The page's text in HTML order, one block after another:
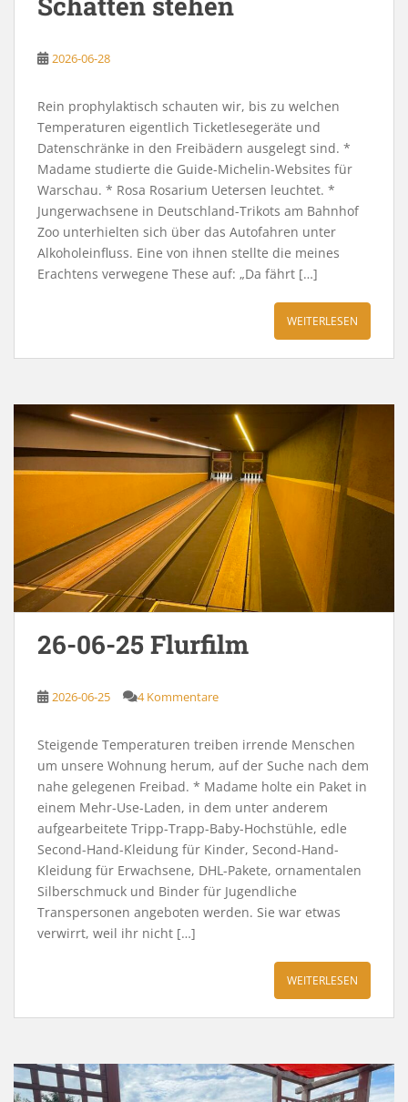
2026-06-28
Rein prophylaktisch schauten wir, bis zu welchen
Temperaturen eigentlich Ticketlesegeräte und
Datenschränke in den Freibädern ausgelegt sind. *
Madame studierte die Guide-Michelin-Websites für
Warschau. * Rosa Rosarium Uetersen leuchtet. *
Jungerwachsene in Deutschland-Trikots am Bahnhof
Zoo unterhielten sich über das Autofahren unter
Alkoholeinfluss. Eine von ihnen stellte die meines
Erachtens verwegene These auf: „Da fährt […]
WEITERLESEN
26-06-25 Flurfilm
2026-06-25 4 Kommentare
Steigende Temperaturen treiben irrende Menschen
um unsere Wohnung herum, auf der Suche nach dem
nahe gelegenen Freibad. * Madame holte ein Paket in
einem Mehr-Use-Laden, in dem unter anderem
aufgearbeitete Tripp-Trapp-Baby-Hochstühle, edle
Second-Hand-Kleidung für Kinder, Second-Hand-
Kleidung für Erwachsene, DHL-Pakete, ornamentalen
Silberschmuck und Binder für Jugendliche
Transpersonen angeboten werden. Sie war etwas
verwirrt, weil ihr nicht […]
WEITERLESEN